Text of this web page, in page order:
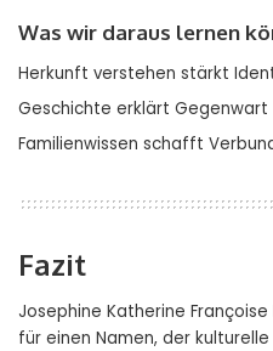
Was wir daraus lernen
Herkunft verstehen stärkt
Geschichte erklärt Gegenwart
Familienwissen schafft
Fazit
Josephine Katherine
für einen Namen, der